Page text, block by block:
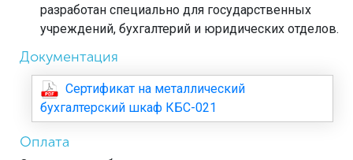
разработан специально для государственных
учреждений, бухгалтерий и юридических отделов.
Документация
Сертификат на металлический
бухгалтерский шкаф КБС-021
Оплата